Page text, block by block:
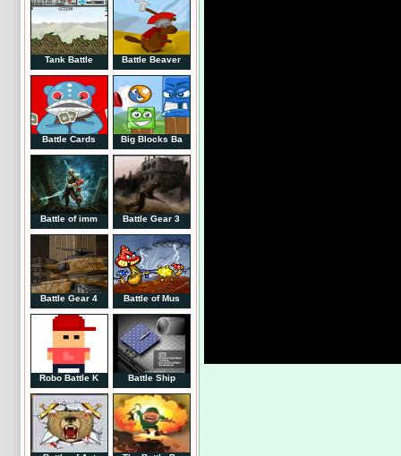
Battle Beaver
Tank Battle
Big Blocks Ba
Battle Cards
Battle Gear 3
Battle of imm
Battle of Mus
Battle Gear 4
Battle Ship
Robo Battle K